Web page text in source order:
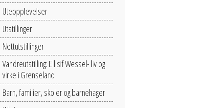
Uteopplevelser
Utstillinger
Nettutstillinger
Vandreutstilling: Ellisif Wessel- liv og
virke i Grenseland
Barn, familier, skoler og barnehager